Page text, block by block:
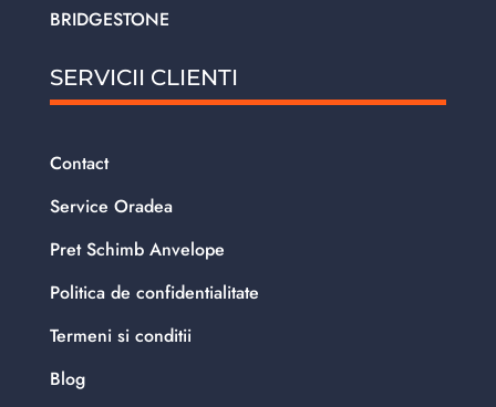
BRIDGESTONE
SERVICII CLIENTI
Contact
Service Oradea
Pret Schimb Anvelope
Politica de confidentialitate
Termeni si conditii
Blog